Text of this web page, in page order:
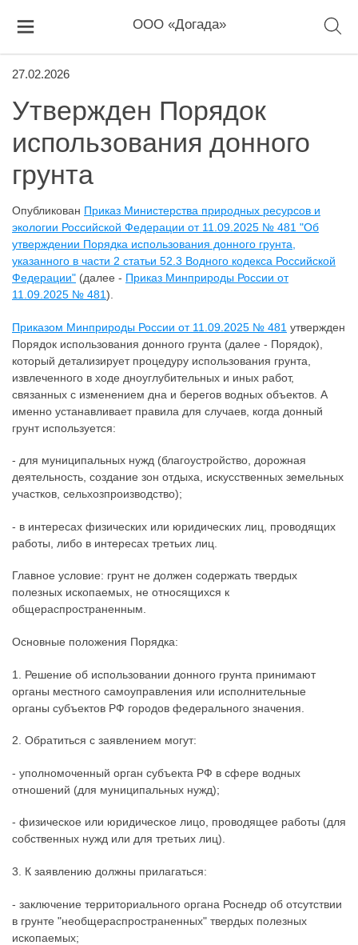
ООО «Догада»
27.02.2026
Утвержден Порядок
использования донного
грунта
Опубликован Приказ Министерства природных ресурсов и
экологии Российской Федерации от 11.09.2025 № 481 "Об
утверждении Порядка использования донного грунта,
указанного в части 2 статьи 52.3 Водного кодекса Российской
Федерации" (далее - Приказ Минприроды России от
11.09.2025 № 481).
Приказом Минприроды России от 11.09.2025 № 481 утвержден
Порядок использования донного грунта (далее - Порядок),
который детализирует процедуру использования грунта,
извлеченного в ходе дноуглубительных и иных работ,
связанных с изменением дна и берегов водных объектов. А
именно устанавливает правила для случаев, когда донный
грунт используется:
- для муниципальных нужд (благоустройство, дорожная
деятельность, создание зон отдыха, искусственных земельных
участков, сельхозпроизводство);
- в интересах физических или юридических лиц, проводящих
работы, либо в интересах третьих лиц.
Главное условие: грунт не должен содержать твердых
полезных ископаемых, не относящихся к
общераспространенным.
Основные положения Порядка:
1. Решение об использовании донного грунта принимают
органы местного самоуправления или исполнительные
органы субъектов РФ городов федерального значения.
2. Обратиться с заявлением могут:
- уполномоченный орган субъекта РФ в сфере водных
отношений (для муниципальных нужд);
- физическое или юридическое лицо, проводящее работы (для
собственных нужд или для третьих лиц).
3. К заявлению должны прилагаться:
- заключение территориального органа Роснедр об отсутствии
в грунте "необщераспространенных" твердых полезных
ископаемых;